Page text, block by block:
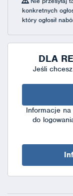
konkretnych
który ogłosił
DLA
Jeśli
Informacje
do